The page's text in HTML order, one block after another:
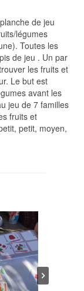
de jeu
légumes
Toutes les
de jeu . Un par
les fruits et
Le but est
avant les
jeu de 7 familles
fruits et
petit, moyen,